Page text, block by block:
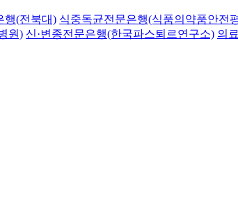
행(전북대) 식중독균전문은행(식품의약품안전
원) 신·변종전문은행(한국파스퇴르연구소) 의